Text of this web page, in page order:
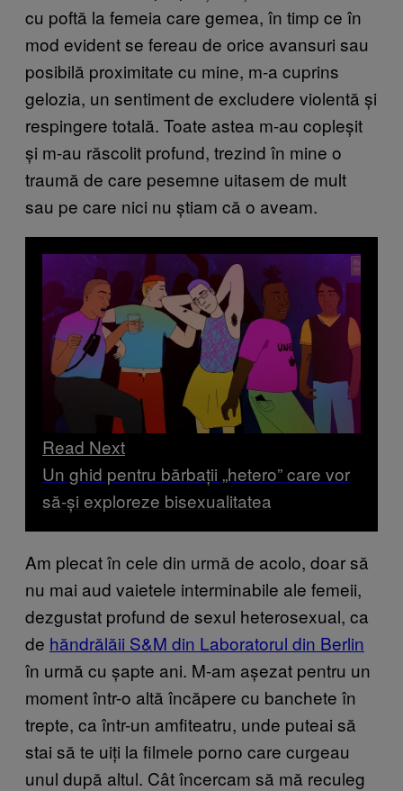
cu poftă la femeia care gemea, în timp ce în
mod evident se fereau de orice avansuri sau
posibilă proximitate cu mine, m-a cuprins
gelozia, un sentiment de excludere violentă și
respingere totală. Toate astea m-au copleșit
și m-au răscolit profund, trezind în mine o
traumă de care pesemne uitasem de mult
sau pe care nici nu știam că o aveam.
Read Next
Un ghid pentru bărbații „hetero” care vor
să-și exploreze bisexualitatea
Am plecat în cele din urmă de acolo, doar să
nu mai aud vaietele interminabile ale femeii,
dezgustat profund de sexul heterosexual, ca
de hăndrălăii S&M din Laboratorul din Berlin
în urmă cu șapte ani. M-am așezat pentru un
moment într-o altă încăpere cu banchete în
trepte, ca într-un amfiteatru, unde puteai să
stai să te uiți la filmele porno care curgeau
unul după altul. Cât încercam să mă reculeg